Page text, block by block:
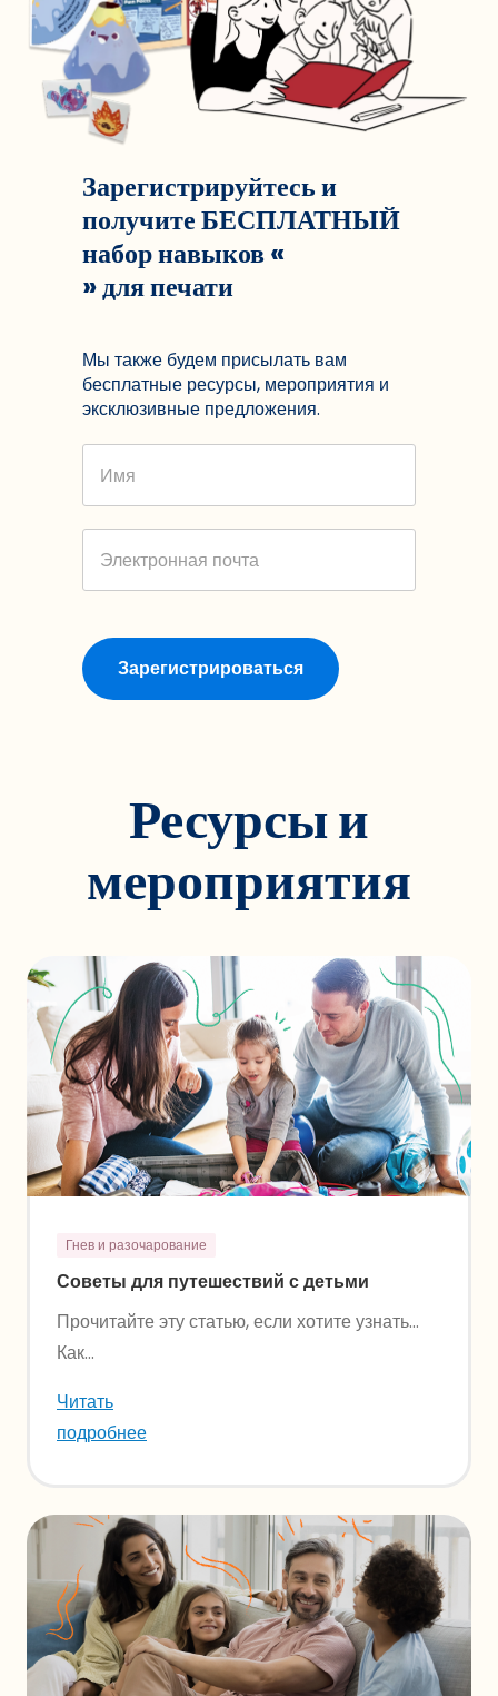
Зарегистрируйтесь и
получите БЕСПЛАТНЫЙ
набор навыков «
» для печати
Мы также будем присылать вам
бесплатные ресурсы, мероприятия и
эксклюзивные предложения.
Имя
Электронная почта
Зарегистрироваться
Ресурсы и
мероприятия
Гнев и разочарование
Советы для путешествий с детьми
Прочитайте эту статью, если хотите узнать…
Как...
Читать
подробнее